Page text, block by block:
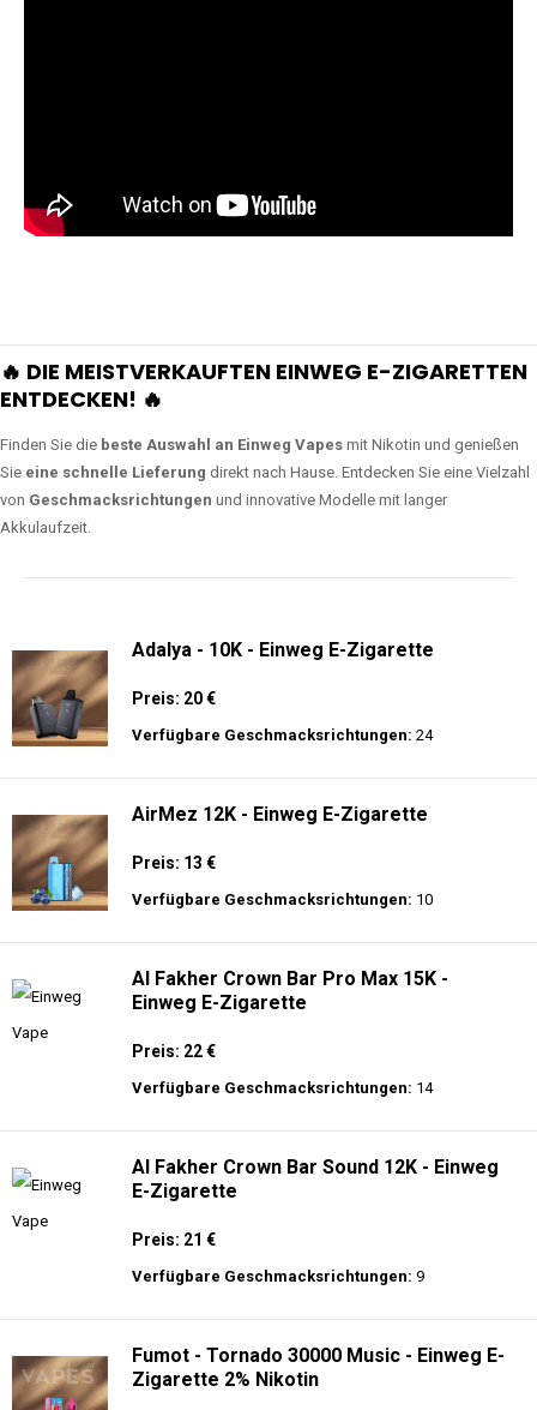
🔥 DIE MEISTVERKAUFTEN EINWEG E-ZIGARETTEN
ENTDECKEN! 🔥
Finden Sie die beste Auswahl an Einweg Vapes mit Nikotin und genießen
Sie eine schnelle Lieferung direkt nach Hause. Entdecken Sie eine Vielzahl
von Geschmacksrichtungen und innovative Modelle mit langer
Akkulaufzeit.
Adalya - 10K - Einweg E-Zigarette
Preis: 20 €
Verfügbare Geschmacksrichtungen: 24
AirMez 12K - Einweg E-Zigarette
Preis: 13 €
Verfügbare Geschmacksrichtungen: 10
Al Fakher Crown Bar Pro Max 15K -
Einweg E-Zigarette
Preis: 22 €
Verfügbare Geschmacksrichtungen: 14
Al Fakher Crown Bar Sound 12K - Einweg
E-Zigarette
Preis: 21 €
Verfügbare Geschmacksrichtungen: 9
Fumot - Tornado 30000 Music - Einweg E-
Zigarette 2% Nikotin